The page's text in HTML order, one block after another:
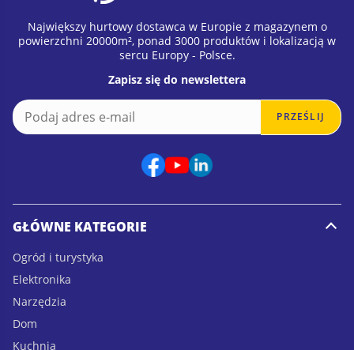
Największy hurtowy dostawca w Europie z magazynem o
powierzchni 20000m², ponad 3000 produktów i lokalizacją w
sercu Europy - Polsce.
Zapisz się do newslettera
a
E
m
PRZEŚLIJ
GŁÓWNE KATEGORIE
Ogród i turystyka
Elektronika
Narzędzia
Dom
Kuchnia